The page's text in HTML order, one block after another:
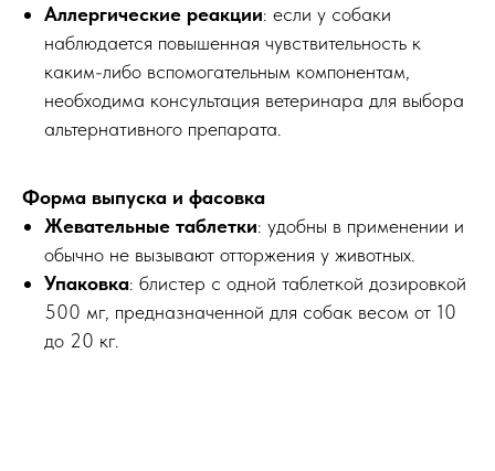
Аллергические реакции: если у собаки
наблюдается повышенная чувствительность к
каким-либо вспомогательным компонентам,
необходима консультация ветеринара для выбора
альтернативного препарата.
Форма выпуска и фасовка
Жевательные таблетки: удобны в применении и
обычно не вызывают отторжения у животных.
Упаковка: блистер с одной таблеткой дозировкой
500 мг, предназначенной для собак весом от 10
до 20 кг.